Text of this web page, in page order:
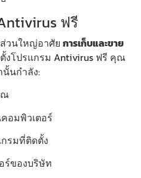
ฟรี
วนใหญ่อาศัย การเก็บและขาย
โปรแกรม Antivirus ฟรี คุณ
นั้นกำลัง:
ณ
อมพิวเตอร์
รมที่ติดตั้ง
ร์ของบริษัท